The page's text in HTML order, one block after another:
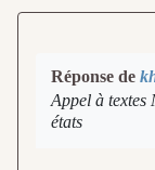
Réponse de
Appel à textes
états